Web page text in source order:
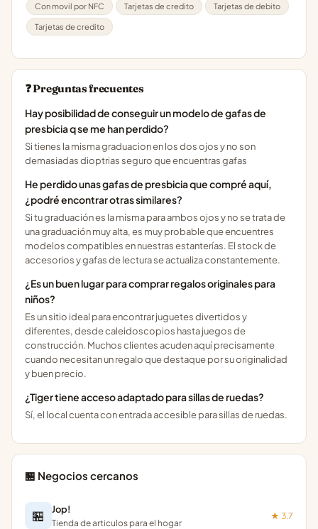
Con movil por NFC Tarjetas de credito Tarjetas de debito
Tarjetas de credito
❓ Preguntas frecuentes
Hay posibilidad de conseguir un modelo de gafas de
presbicia q se me han perdido?
Si tienes la misma graduacion en los dos ojos y no son
demasiadas dioptrias seguro que encuentras gafas
He perdido unas gafas de presbicia que compré aquí,
¿podré encontrar otras similares?
Si tu graduación es la misma para ambos ojos y no se trata de
una graduación muy alta, es muy probable que encuentres
modelos compatibles en nuestras estanterías. El stock de
accesorios y gafas de lectura se actualiza constantemente.
¿Es un buen lugar para comprar regalos originales para
niños?
Es un sitio ideal para encontrar juguetes divertidos y
diferentes, desde caleidoscopios hasta juegos de
construcción. Muchos clientes acuden aquí precisamente
cuando necesitan un regalo que destaque por su originalidad
y buen precio.
¿Tiger tiene acceso adaptado para sillas de ruedas?
Sí, el local cuenta con entrada accesible para sillas de ruedas.
🏪 Negocios cercanos
🏪 Jop!
Tienda de articulos para el hogar
★ 3.7